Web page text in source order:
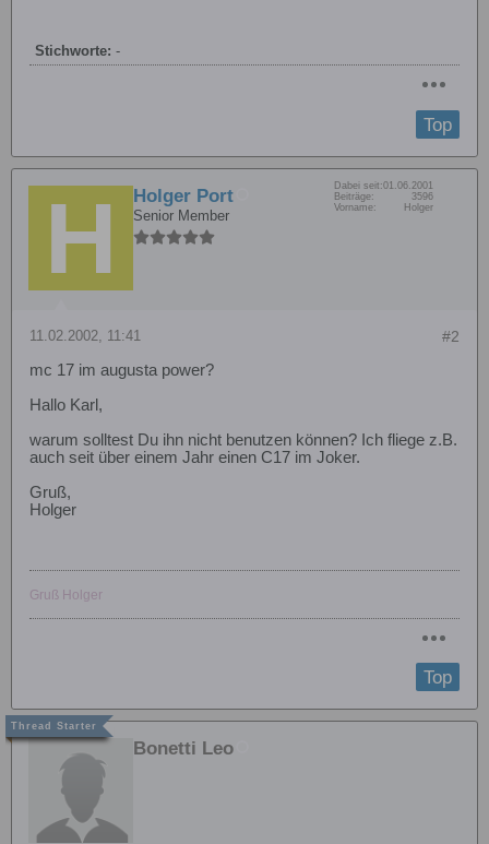
Stichworte: -
Top
Holger Port
Senior Member
Dabei seit:01.06.2001
Beiträge:
3596
Vorname:
Holger
#2
11.02.2002, 11:41
mc 17 im augusta power?
Hallo Karl,
warum solltest Du ihn nicht benutzen können? Ich fliege z.B.
auch seit über einem Jahr einen C17 im Joker.
Gruß,
Holger
Gruß Holger
Top
Bonetti Leo